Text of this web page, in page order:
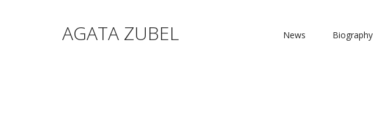
AGATA ZUBEL News Biography